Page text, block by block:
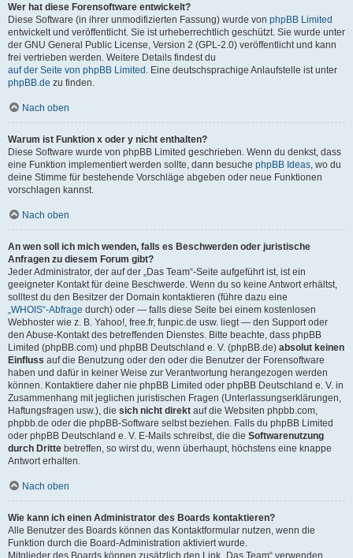
Wer hat diese Forensoftware entwickelt?
Diese Software (in ihrer unmodifizierten Fassung) wurde von phpBB Limited
entwickelt und veröffentlicht. Sie ist urheberrechtlich geschützt. Sie wurde unter
der GNU General Public License, Version 2 (GPL-2.0) veröffentlicht und kann
frei vertrieben werden. Weitere Details findest du
auf der Seite von phpBB Limited . Eine deutschsprachige Anlaufstelle ist unter
phpBB.de zu finden.
Nach oben
Warum ist Funktion x oder y nicht enthalten?
Diese Software wurde von phpBB Limited geschrieben. Wenn du denkst, dass
eine Funktion implementiert werden sollte, dann besuche phpBB Ideas, wo du
deine Stimme für bestehende Vorschläge abgeben oder neue Funktionen
vorschlagen kannst.
Nach oben
An wen soll ich mich wenden, falls es Beschwerden oder juristische
Anfragen zu diesem Forum gibt?
Jeder Administrator, der auf der „Das Team“-Seite aufgeführt ist, ist ein
geeigneter Kontakt für deine Beschwerde. Wenn du so keine Antwort erhältst,
solltest du den Besitzer der Domain kontaktieren (führe dazu eine
„WHOIS“-Abfrage durch) oder — falls diese Seite bei einem kostenlosen
Webhoster wie z. B. Yahoo!, free.fr, funpic.de usw. liegt — den Support oder
den Abuse-Kontakt des betreffenden Dienstes. Bitte beachte, dass phpBB
Limited (phpBB.com) und phpBB Deutschland e. V. (phpBB.de) absolut keinen
Einfluss auf die Benutzung oder den oder die Benutzer der Forensoftware
haben und dafür in keiner Weise zur Verantwortung herangezogen werden
können. Kontaktiere daher nie phpBB Limited oder phpBB Deutschland e. V. in
Zusammenhang mit jeglichen juristischen Fragen (Unterlassungserklärungen,
Haftungsfragen usw.), die sich nicht direkt auf die Websiten phpbb.com,
phpbb.de oder die phpBB-Software selbst beziehen. Falls du phpBB Limited
oder phpBB Deutschland e. V. E-Mails schreibst, die die Softwarenutzung
durch Dritte betreffen, so wirst du, wenn überhaupt, höchstens eine knappe
Antwort erhalten.
Nach oben
Wie kann ich einen Administrator des Boards kontaktieren?
Alle Benutzer des Boards können das Kontaktformular nutzen, wenn die
Funktion durch die Board-Administration aktiviert wurde.
Mitglieder des Boards können zusätzlich den Link „Das Team“ verwenden.